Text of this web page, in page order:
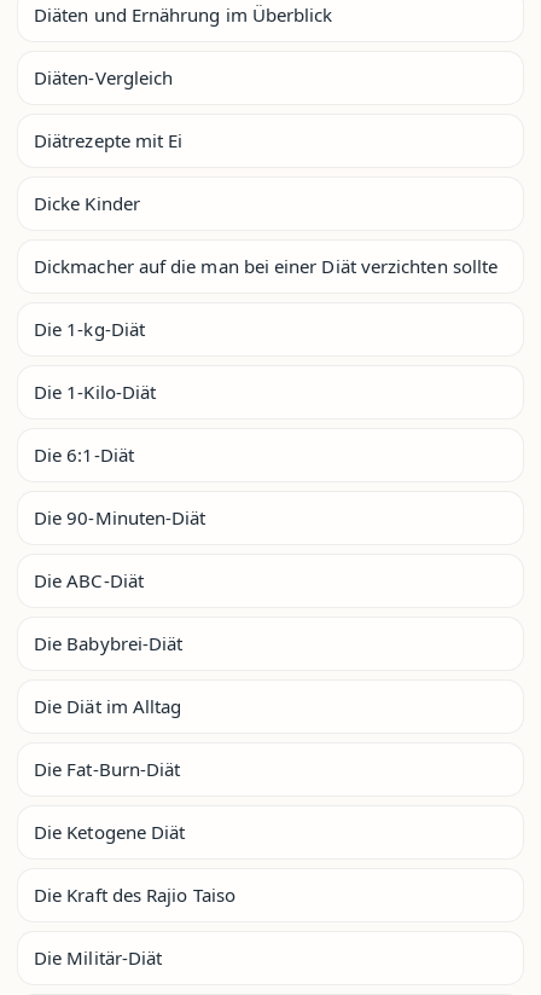
Diäten und Ernährung im Überblick
Diäten-Vergleich
Diätrezepte mit Ei
Dicke Kinder
Dickmacher auf die man bei einer Diät verzichten sollte
Die 1-kg-Diät
Die 1-Kilo-Diät
Die 6:1-Diät
Die 90-Minuten-Diät
Die ABC-Diät
Die Babybrei-Diät
Die Diät im Alltag
Die Fat-Burn-Diät
Die Ketogene Diät
Die Kraft des Rajio Taiso
Die Militär-Diät